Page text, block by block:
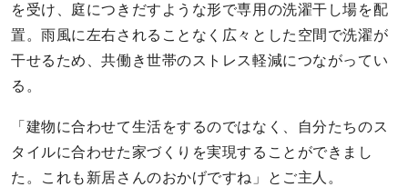
を受け、庭につきだすような形で専用の洗濯干し場を配
置。雨風に左右されることなく広々とした空間で洗濯が
干せるため、共働き世帯のストレス軽減につながってい
る。
「建物に合わせて生活をするのではなく、自分たちのス
タイルに合わせた家づくりを実現することができまし
た。これも新居さんのおかげですね」とご主人。